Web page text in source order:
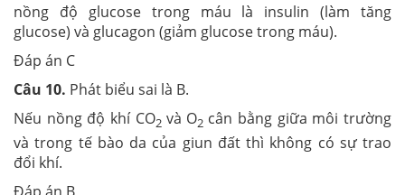
nồng độ glucose trong máu là insulin (làm tăng
glucose) và glucagon (giảm glucose trong máu).
Đáp án C
Câu 10. Phát biểu sai là B.
Nếu nồng độ khí CO2 và O2 cân bằng giữa môi trường
và trong tế bào da của giun đất thì không có sự trao
đổi khí.